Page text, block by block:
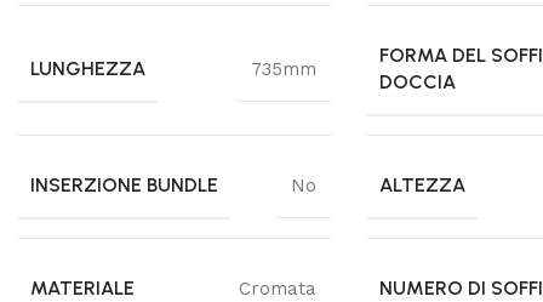
LUNGHEZZA 735mm
FORMA DEL
DOCCIA
INSERZIONE BUNDLE No ALTEZZA
MATERIALE Cromata
NUMERO DI